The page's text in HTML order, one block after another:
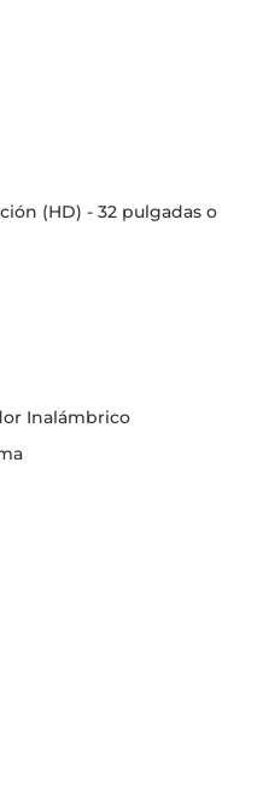
(HD) - 32 pulgadas o
Inalámbrico